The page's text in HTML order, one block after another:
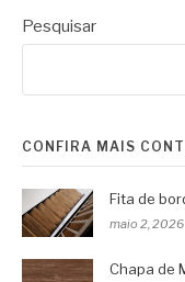
Pesquisar
CONFIRA MAIS
Fita de
maio 2, 2026
Chapa de